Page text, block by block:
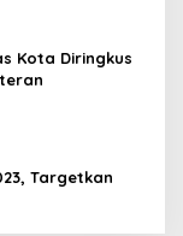
Kota Diringkus
Targetkan